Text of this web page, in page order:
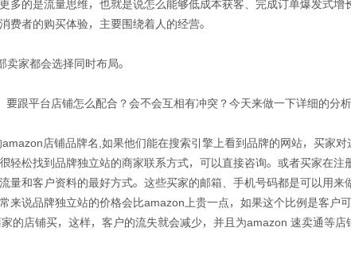
多的是流量思维，也就是说怎么能够低成本获客、完成订单爆发式增
费者的购买体验，主要围绕着人的经营。
卖家都会选择同时布局。
跟平台店铺怎么配合？会不会互相有冲突？今天来做一下详细的分析
店铺品牌名,如果他们能在搜索引擎上看到品牌的网站，买家
轻松找到品牌独立站的商家联系方式，可以直接咨询。或者买家在注
和客户资料的最好方式。这些买家的邮箱、手机号码都是可以用来
来说品牌独立站的价格会比amazon上贵一点，如果这个比例是客户
的店铺买，这样，客户的流失就会减少，并且为amazon 速卖通等店